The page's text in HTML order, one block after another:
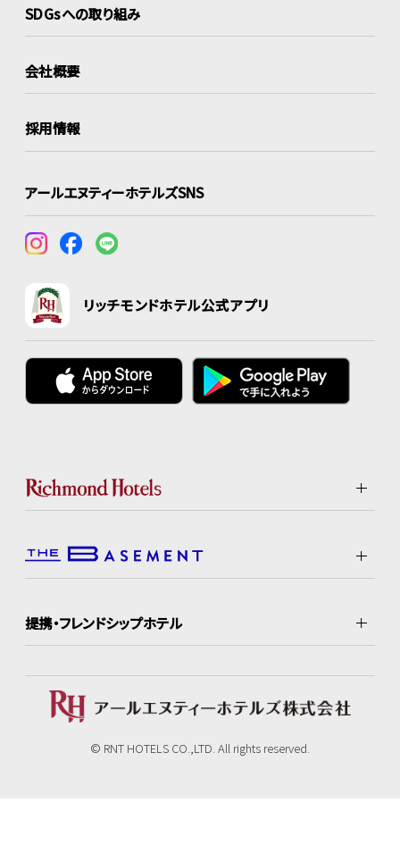
SDGsへの取り組み
会社概要
採用情報
アールエヌティーホテルズSNS
リッチモンドホテル公式アプリ
提携・フレンドシップホテル
© RNT HOTELS CO.,LTD. All rights reserved.